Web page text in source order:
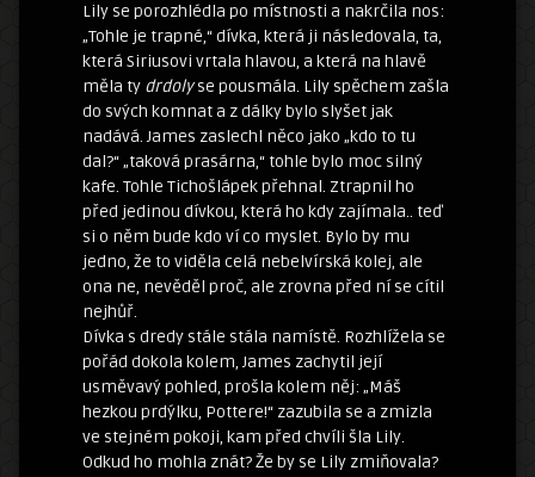
Lily se porozhlédla po místnosti a nakrčila nos:
„Tohle je trapné,“ dívka, která ji následovala, ta,
která Siriusovi vrtala hlavou, a která na hlavě
měla ty drdolyse pousmála. Lily spěchem zašla
do svých komnat a z dálky bylo slyšet jak
nadává. James zaslechl něco jako „kdo to tu
dal?“ „taková prasárna,“ tohle bylo moc silný
kafe. Tohle Tichošlápek přehnal. Ztrapnil ho
před jedinou dívkou, která ho kdy zajímala.. teď
si o něm bude kdo ví co myslet. Bylo by mu
jedno, že to viděla celá nebelvírská kolej, ale
ona ne, nevěděl proč, ale zrovna před ní se cítil
nejhůř.
Dívka s dredy stále stála namístě. Rozhlížela se
pořád dokola kolem, James zachytil její
usměvavý pohled, prošla kolem něj: „Máš
hezkou prdýlku, Pottere!“ zazubila se a zmizla
ve stejném pokoji, kam před chvíli šla Lily.
Odkud ho mohla znát? Že by se Lily zmiňovala?